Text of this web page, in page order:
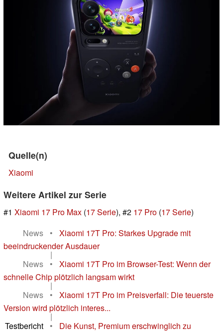
Quelle(n)
Xiaomi
Weitere Artikel zur Serie
#1 Xiaomi 17 Pro Max (17 Serie), #2 17 Pro (17 Serie)
News
•
Xiaomi 17T Pro: Starkes Upgrade mit
beeindruckender Ausdauer
|
News
•
Xiaomi 17T Pro im Browser-Test: Wenn der
schnelle Chip plötzlich langsam wirkt
|
News
•
Xiaomi 17T Pro im Preisverfall: Die teuerste
Version wird plötzlich interes...
|
Testbericht
•
Die Kunst, Premium erschwinglich zu